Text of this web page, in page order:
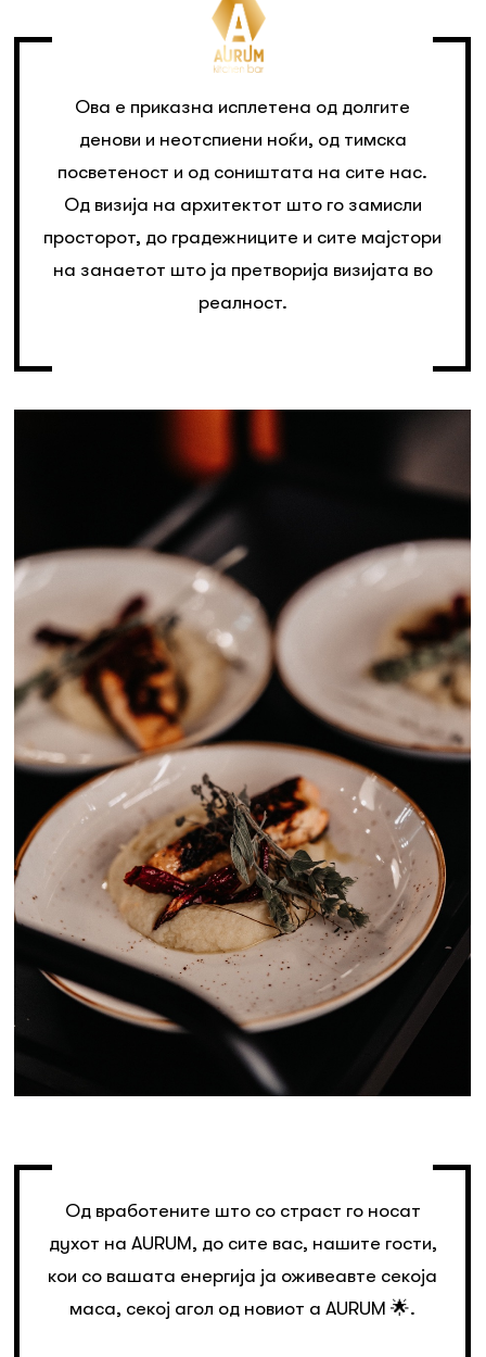
Ова е приказна исплетена од долгите
денови и неотспиени ноќи, од тимска
посветеност и од соништата на сите нас.
Од визија на архитектот што го замисли
просторот, до градежниците и сите мајстори
на занаетот што ја претворија визијата во
реалност.
Од вработените што со страст го носат
духот на AURUM, до сите вас, нашите гости,
кои со вашата енергија ја оживеавте секоја
маса, секој агол од новиот a AURUM 🌟.